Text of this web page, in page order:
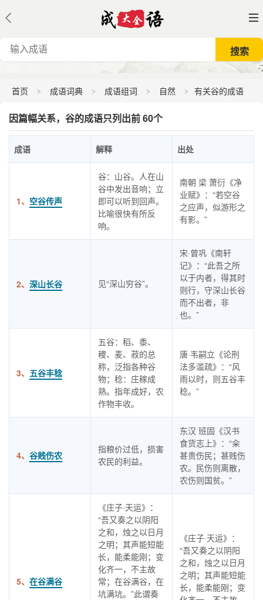
首页 成语词典 成语组词 自然 有关谷的成语
因篇幅关系，谷的成语只列出前 60个
成语 解释 出处
1、 空谷传声
谷：山谷。人在山
谷中发出音响；立
即可以听到回声。
比喻很快有所反
响。
南朝 梁 萧衍《净
业赋》：“若空谷
之应声，似游形之
有影。”
2、 深山长谷 见“深山穷谷”。
宋·曾巩《南轩
记》：“此吾之所
以于内者，得其时
则行，守深山长谷
而不出者，非
也。”
3、 五谷丰稔
五谷：稻、黍、
稷、麦、菽的总
称，泛指各种谷
物；稔：庄稼成
熟。指年成好，农
作物丰收。
唐·韦嗣立《论刑
法多滥疏》：“风
雨以时，则五谷丰
稔。”
4、 谷贱伤农
指粮价过低，损害
农民的利益。
东汉 班固《汉书
食货志上》：“籴
甚贵伤民；甚贱伤
农。民伤则离散，
农伤则国贫。”
5、 在谷满谷
《庄子·天运》：
“吾又奏之以阴阳
之和，烛之以日月
之明；其声能短能
长，能柔能刚；变
化齐一，不主故
常；在谷满谷，在
坑满坑。”此谓奏
《庄子·天运》：
“吾又奏之以阴阳
之和，烛之以日月
之明；其声能短能
长，能柔能刚；变